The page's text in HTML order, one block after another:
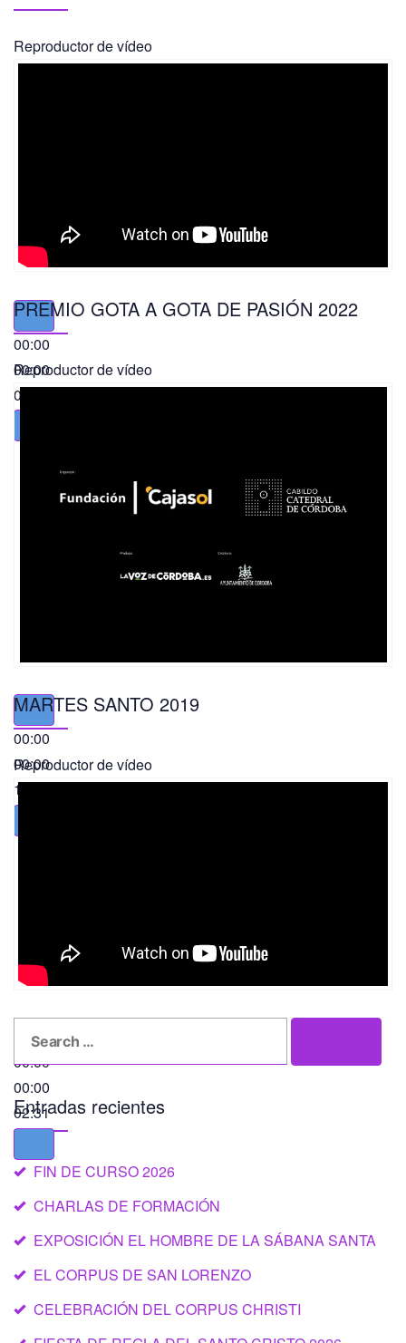
Reproductor de vídeo
00:00
00:00
01:49
PREMIO GOTA A GOTA DE PASIÓN 2022
Reproductor de vídeo
00:00
00:00
11:56
MARTES SANTO 2019
Reproductor de vídeo
00:00
00:00
02:31
Entradas recientes
FIN DE CURSO 2026
CHARLAS DE FORMACIÓN
EXPOSICIÓN EL HOMBRE DE LA SÁBANA SANTA
EL CORPUS DE SAN LORENZO
CELEBRACIÓN DEL CORPUS CHRISTI